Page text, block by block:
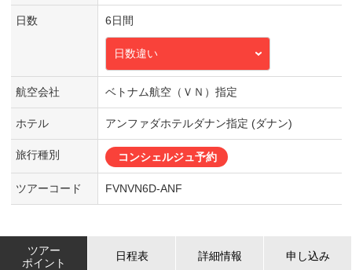
日数 6日間
日数違い
航空会社 ベトナム航空（ＶＮ）指定
ホテル アンファダホテルダナン指定 (ダナン)
旅行種別 コンシェルジュ予約
ツアーコード FVNVN6D-ANF
ツアー
ポイント
日程表 詳細情報 申し込み